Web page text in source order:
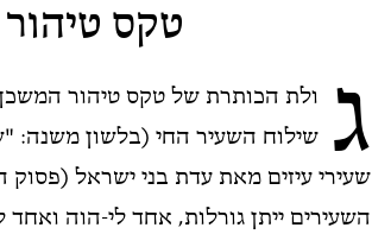
טקס
ג ולת הכותרת של טקס טיהור
שילוח השעיר החי (בלשון משנה:
שעירי עיזים מאת עדת בני ישראל
השעירים ייתן גורלות, אחד לי-הוה